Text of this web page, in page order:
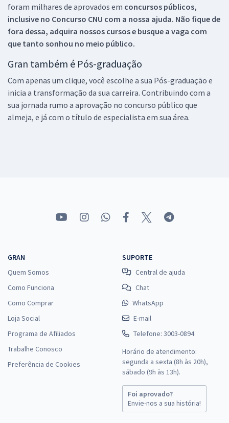
foram milhares de aprovados em concursos públicos,
inclusive no Concurso CNU com a nossa ajuda. Não fique de
fora dessa, adquira nossos cursos e busque a vaga com
que tanto sonhou no meio público.
Gran também é Pós-graduação
Com apenas um clique, você escolhe a sua Pós-graduação e
inicia a transformação da sua carreira. Contribuindo com a
sua jornada rumo a aprovação no concurso público que
almeja, e já com o título de especialista em sua área.
GRAN
Quem Somos
Como Funciona
Como Comprar
Loja Social
Programa de Afiliados
Trabalhe Conosco
Preferência de Cookies
SUPORTE
Central de ajuda
Chat
WhatsApp
E-mail
Telefone: 3003-0894
Horário de atendimento:
segunda a sexta (8h às 20h),
sábado (9h às 13h).
Foi aprovado?
Envie-nos a sua história!